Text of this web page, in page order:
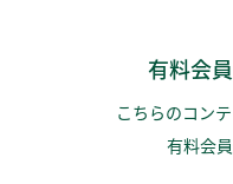
有料会
こちらのコン
有料会